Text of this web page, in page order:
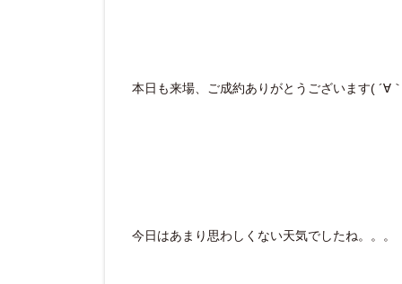
本日も来場、ご成約ありがとうございます( ´∀
今日はあまり思わしくない天気でしたね。。。